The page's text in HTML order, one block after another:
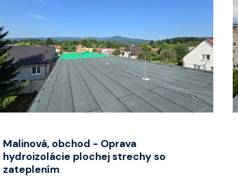
Malinová, obchod - Oprava
hydroizolácie plochej strechy so
zateplením